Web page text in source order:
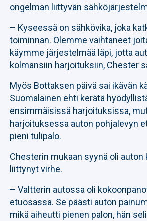
ongelman liittyvän
– Kyseessä on sähkövika, joka
toiminnan. Olemme vaihtaneet
käymme järjestelmää läpi, jotta
kolmansiin harjoituksiin, Chester
Myös Bottaksen päivä sai ikävän
Suomalainen ehti kerätä
ensimmäisissä harjoituksissa,
harjoituksessa auton pohjalevyn
pieni tulipalo.
Chesterin mukaan syynä oli auton
liittynyt virhe.
– Valtterin autossa oli
etuosassa. Se päästi auton
mikä aiheutti pienen palon, hän